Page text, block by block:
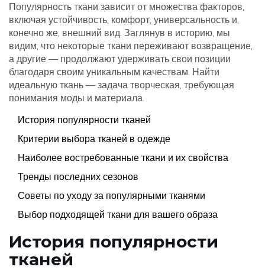
Популярность ткани зависит от множества факторов,
включая устойчивость, комфорт, универсальность и,
конечно же, внешний вид. Заглянув в историю, мы
видим, что некоторые ткани переживают возвращение,
а другие — продолжают удерживать свои позиции
благодаря своим уникальным качествам. Найти
идеальную ткань — задача творческая, требующая
понимания моды и материала.
История популярности тканей
Критерии выбора тканей в одежде
Наиболее востребованные ткани и их свойства
Тренды последних сезонов
Советы по уходу за популярными тканями
Выбор подходящей ткани для вашего образа
История популярности
тканей